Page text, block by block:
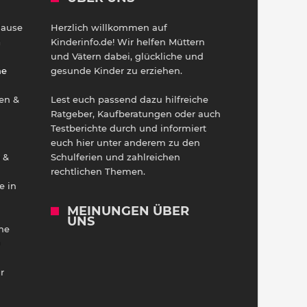
&
&
in
Herzlich willkommen auf
Kinderinfo.de! Wir helfen Müttern
und Vätern dabei, glückliche und
gesunde Kinder zu erziehen.
Lest euch passend dazu hilfreiche
Ratgeber, Kaufberatungen oder auch
Testberichte durch und informiert
euch hier unter anderem zu den
Schulferien und zahlreichen
rechtlichen Themen.
MEINUNGEN ÜBER
UNS